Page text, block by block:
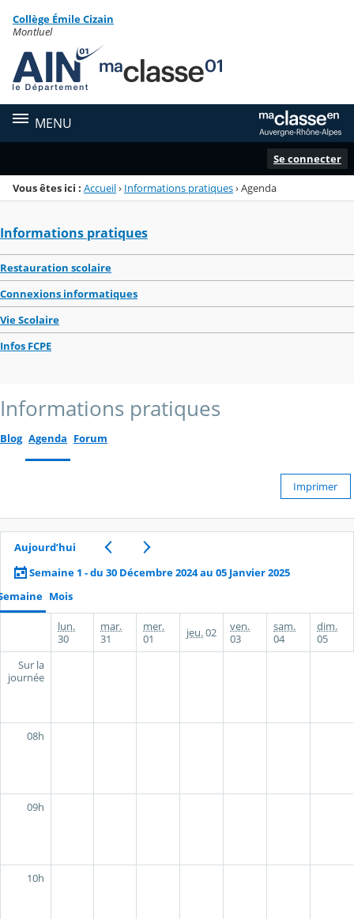
Menu de la rubrique
Contenu
Collège Émile Cizain
Montluel
MENU
Se connecter
Vous êtes ici : Accueil› Informations pratiques›Agenda
Informations pratiques
Restauration scolaire
Connexions informatiques
Vie Scolaire
Infos FCPE
Informations pratiques
Blog Agenda Forum
Imprimer
Aujourd’hui
Semaine 1 - du 30 Décembre 2024 au 05 Janvier 2025
Mois
lun.
30
mar.
31
mer.
01
jeu.02
ven.
03
sam.
04
dim.
05
Sur la
journée
08h
09h
10h